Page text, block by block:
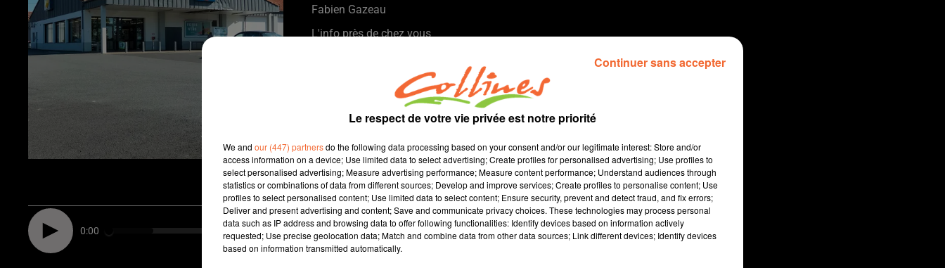
Fabien Gazeau
L'info près de chez vous
- Les maires des petites communes rurales en ont assez des
- Center Parcs recrute dans le Nord Deux-Sèvres
- Le point sur le dossier Lidl à Mauléon, étroitement lié à celui de
la Maison de santé.
- Le CSC de Bressuire prêt pour une nouvelle année d'activités.
- La mini-série de la semaine, les nouveaux joueurs de CB, ce
soir Neal Sako...
0:00 15 min 18 sec
Le respect de votre vie privée est notre priorité
We and our (447) partnersdo the following data processing based on your consent and/or our legitimate interest: Store and/or
access information on a device; Use limited data to select advertising; Create profiles for personalised advertising; Use profiles to
select personalised advertising; Measure advertising performance; Measure content performance; Understand audiences through
statistics or combinations of data from different sources; Develop and improve services; Create profiles to personalise content; Use
profiles to select personalised content; Use limited data to select content; Ensure security, prevent and detect fraud, and fix errors;
Deliver and present advertising and content; Save and communicate privacy choices. These technologies may process personal
data such as IP address and browsing data to offer following functionalities: Identify devices based on information actively
requested; Use precise geolocation data; Match and combine data from other data sources; Link different devices; Identify devices
based on information transmitted automatically.
Continuer sans accepter